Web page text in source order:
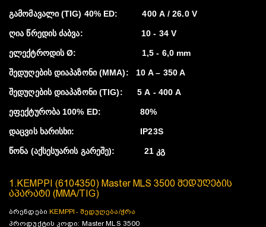
გამომავალი (TIG) 40% ED: 400 А / 26.0 V
ღია წრედის ძაბვა: 10 - 34 V
ელექტროდის Ø: 1,5 - 6,0 mm
შედუღების დიაპაზონი (MMA): 10 A – 350 A
შედუღების დიაპაზონი (TIG): 5 А - 400 А
ეფექტურობა 100% ED: 80%
დაცვის ხარისხი: IP23S
წონა (აქსესუარის გარეშე): 21 კგ
1.KEMPPI (6104350) Master MLS 3500 შედუღების
აპარატი (MMA/TIG)
ბრენდები KEMPPI- შედუღება/ჭრა
პროდუქტის კოდი: Master MLS 3500